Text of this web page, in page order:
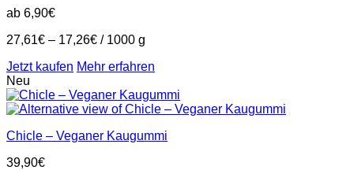
ab 6,90€
27,61€ – 17,26€ / 1000 g
Jetzt kaufen Mehr erfahren
Neu
Chicle – Veganer Kaugummi
39,90€